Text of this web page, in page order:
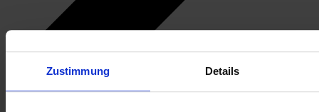
Zustimmung Details